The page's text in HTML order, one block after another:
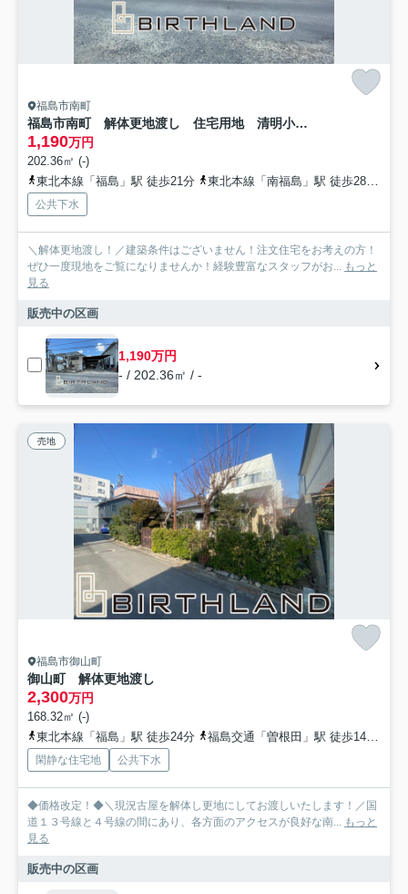
福島市南町
福島市南町 解体更地渡し 住宅用地 清明小・第一中
1,190万円
202.36㎡ (-)
東北本線「福島」駅 徒歩21分
東北本線「南福島」駅 徒歩28分
公共下水
＼解体更地渡し！／建築条件はございません！注文住宅をお考えの方！
ぜひ一度現地をご覧になりませんか！経験豊富なスタッフがお...
もっと
見る
販売中の区画
1,190万円
- / 202.36㎡ / -
売地
福島市御山町
御山町 解体更地渡し
2,300万円
168.32㎡ (-)
東北本線「福島」駅 徒歩24分
福島交通「曽根田」駅 徒歩14分
閑静な住宅地 公共下水
◆価格改定！◆＼現況古屋を解体し更地にしてお渡しいたします！／国
道１３号線と４号線の間にあり、各方面のアクセスが良好な南...
もっと
見る
販売中の区画